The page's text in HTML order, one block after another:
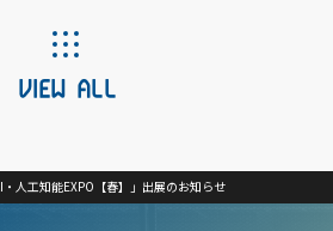
VIEW ALL
人工知能EXPO【春】」出展のお知らせ